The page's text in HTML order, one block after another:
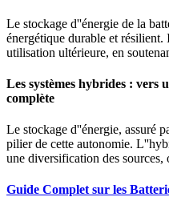
Le stockage d''énergie de la
énergétique durable et
utilisation ultérieure, en
Les systèmes hybrides : vers
complète
Le stockage d''énergie, assuré
pilier de cette autonomie.
une diversification des sources,
Guide Complet sur les